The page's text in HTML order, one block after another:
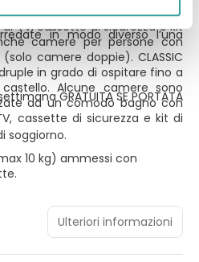
affacciate sul paesaggio
TV, cassette di sicurezza e kit
camere per persone con
camere doppie). CLASSIC
in grado di ospitare fino a
Alcune camere sono
da un comodo bagno con
cassette di sicurezza e kit di
in modo diverso l’una
GRATUITA SE PORTATA
soggiorno.
10 kg) ammessi con
Ulteriori informazioni